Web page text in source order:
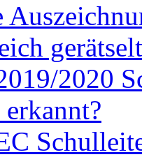
gerätselt
2020
erkannt?